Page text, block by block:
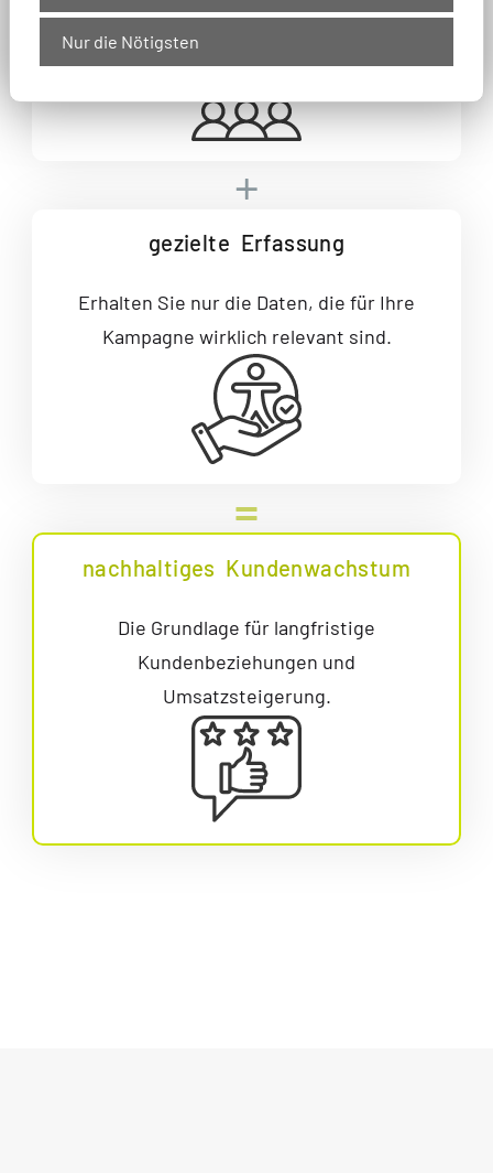
präsentieren Ihre Professionalität.
gezielte Erfassung
Erhalten Sie nur die Daten, die für Ihre
Kampagne wirklich relevant sind.
nachhaltiges Kundenwachstum
Die Grundlage für langfristige
Kundenbeziehungen und
Umsatzsteigerung.
Nur die Nötigsten